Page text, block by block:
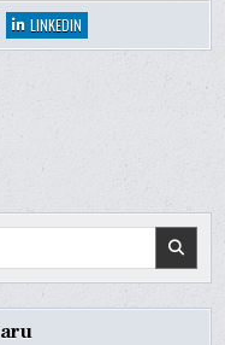
LINKEDIN
FOOTBALL
PLAYERS